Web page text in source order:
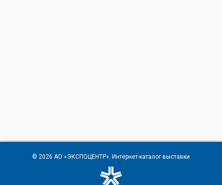
© 2026 АО «ЭКСПОЦЕНТР». Интернет-каталог выставки